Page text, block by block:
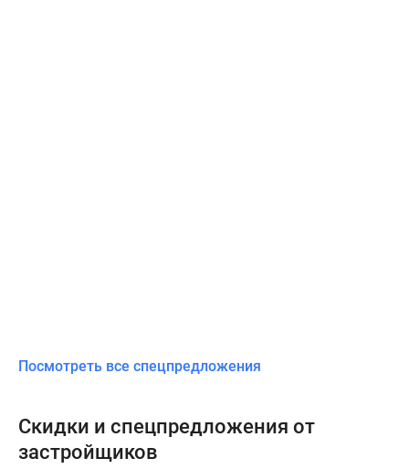
Посмотреть все спецпредложения
Скидки и спецпредложения от
застройщиков